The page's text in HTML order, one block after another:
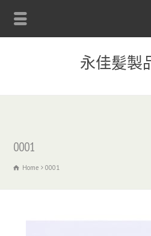
永佳髪製
0001
Home 0001